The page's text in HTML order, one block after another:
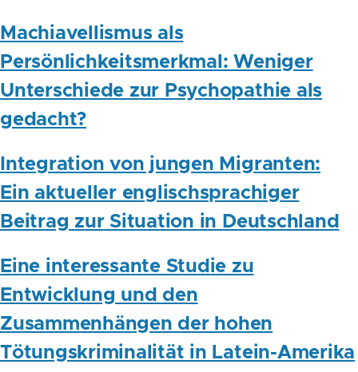
Machiavellismus als
Persönlichkeitsmerkmal: Weniger
Unterschiede zur Psychopathie als
gedacht?
Integration von jungen Migranten:
Ein aktueller englischsprachiger
Beitrag zur Situation in Deutschland
Eine interessante Studie zu
Entwicklung und den
Zusammenhängen der hohen
Tötungskriminalität in Latein-Amerika